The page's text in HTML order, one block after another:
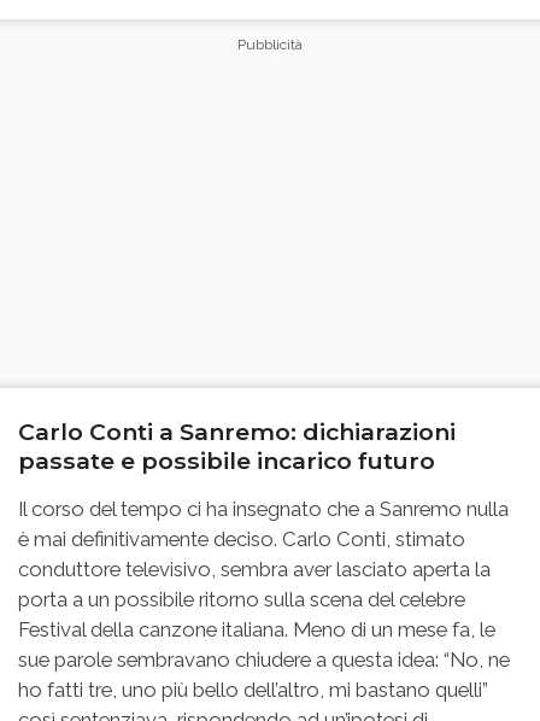
Carlo Conti a Sanremo: dichiarazioni
passate e possibile incarico futuro
Il corso del tempo ci ha insegnato che a Sanremo nulla
è mai definitivamente deciso. Carlo Conti, stimato
conduttore televisivo, sembra aver lasciato aperta la
porta a un possibile ritorno sulla scena del celebre
Festival della canzone italiana. Meno di un mese fa, le
sue parole sembravano chiudere a questa idea: “No, ne
ho fatti tre, uno più bello dell’altro, mi bastano quelli”